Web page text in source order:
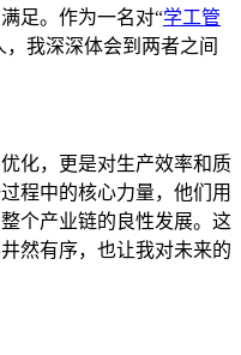
足。作为一名对“学工管
，我深深体会到两者之间
化，更是对生产效率和质
程中的核心力量，他们用
个产业链的良性发展。这
然有序，也让我对未来的